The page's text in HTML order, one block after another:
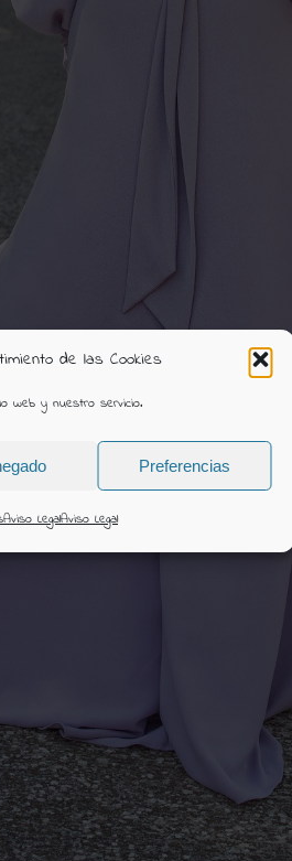
de las Cookies
web y nuestro servicio.
Preferencias
Aviso LegalAviso Legal